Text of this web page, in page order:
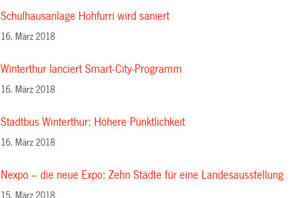
Schulhausanlage Hohfurri wird saniert
16. März 2018
Winterthur lanciert Smart-City-Programm
16. März 2018
Stadtbus Winterthur: Höhere Pünktlichkeit
16. März 2018
Nexpo – die neue Expo: Zehn Städte für eine Landesausstellung
15. März 2018